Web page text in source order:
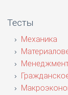
Тесты
Механика